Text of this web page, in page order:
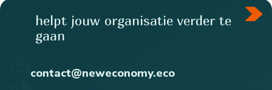
helpt jouw organisatie verder te
gaan
contact@neweconomy.eco